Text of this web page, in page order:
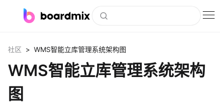
社区资源
社区 > WMS智能立库管理系统架构图
WMS智能立库管理系统架构
图